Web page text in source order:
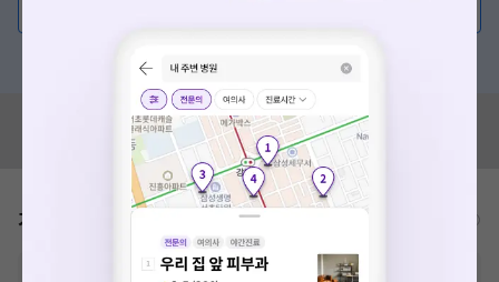
혹시 잘못된 병원정보가 있나요?
모두닥 팀에 알려주세요!
가격표 비급여/급여 진료란?
비급여 항목의 경우,추가비용 등으로 실제 가격과 상이할 수 있으니, 정확